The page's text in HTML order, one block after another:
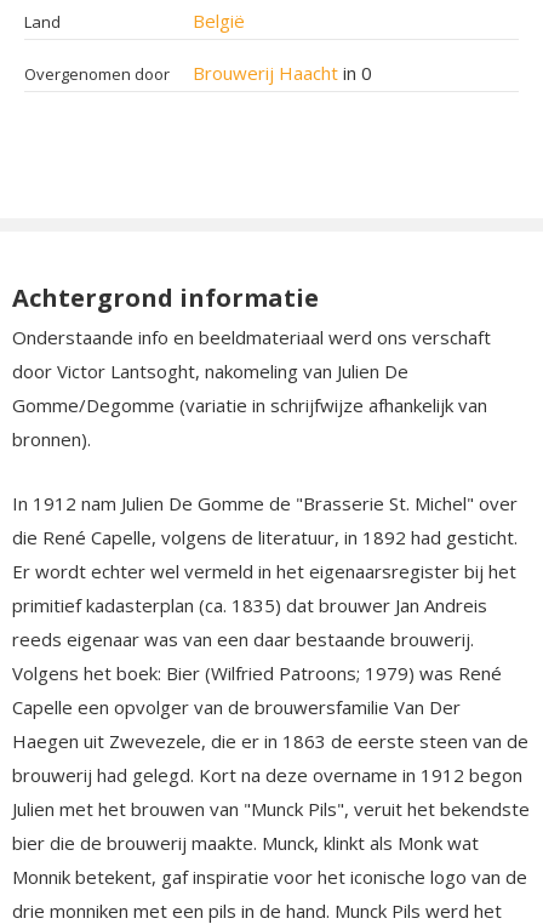
Land België
Overgenomen door Brouwerij Haacht in 0
Achtergrond informatie
Onderstaande info en beeldmateriaal werd ons verschaft
door Victor Lantsoght, nakomeling van Julien De
Gomme/Degomme (variatie in schrijfwijze afhankelijk van
bronnen).
In 1912 nam Julien De Gomme de "Brasserie St. Michel" over
die René Capelle, volgens de literatuur, in 1892 had gesticht.
Er wordt echter wel vermeld in het eigenaarsregister bij het
primitief kadasterplan (ca. 1835) dat brouwer Jan Andreis
reeds eigenaar was van een daar bestaande brouwerij.
Volgens het boek: Bier (Wilfried Patroons; 1979) was René
Capelle een opvolger van de brouwersfamilie Van Der
Haegen uit Zwevezele, die er in 1863 de eerste steen van de
brouwerij had gelegd. Kort na deze overname in 1912 begon
Julien met het brouwen van "Munck Pils", veruit het bekendste
bier die de brouwerij maakte. Munck, klinkt als Monk wat
Monnik betekent, gaf inspiratie voor het iconische logo van de
drie monniken met een pils in de hand. Munck Pils werd het